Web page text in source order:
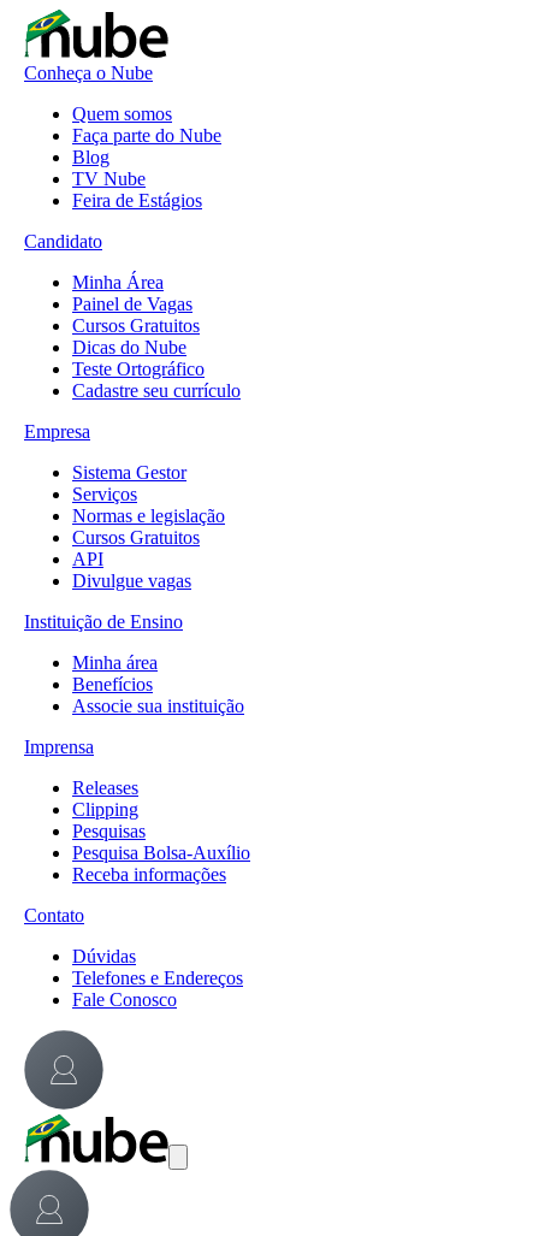
Conheça o Nube
Quem somos
Faça parte do Nube
Blog
TV Nube
Feira de Estágios
Candidato
Minha Área
Painel de Vagas
Cursos Gratuitos
Dicas do Nube
Teste Ortográfico
Cadastre seu currículo
Empresa
Sistema Gestor
Serviços
Normas e legislação
Cursos Gratuitos
API
Divulgue vagas
Instituição de Ensino
Minha área
Benefícios
Associe sua instituição
Imprensa
Releases
Clipping
Pesquisas
Pesquisa Bolsa-Auxílio
Receba informações
Contato
Dúvidas
Telefones e Endereços
Fale Conosco